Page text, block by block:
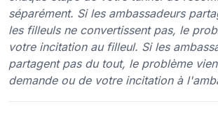
séparément. Si les ambassadeurs
les filleuls ne convertissent pas, le
votre incitation au filleul. Si les
partagent pas du tout, le problème
demande ou de votre incitation à